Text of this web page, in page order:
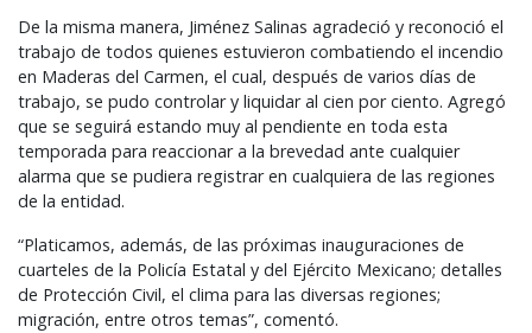
De la misma manera, Jiménez Salinas agradeció y reconoció el
trabajo de todos quienes estuvieron combatiendo el incendio
en Maderas del Carmen, el cual, después de varios días de
trabajo, se pudo controlar y liquidar al cien por ciento. Agregó
que se seguirá estando muy al pendiente en toda esta
temporada para reaccionar a la brevedad ante cualquier
alarma que se pudiera registrar en cualquiera de las regiones
de la entidad.
“Platicamos, además, de las próximas inauguraciones de
cuarteles de la Policía Estatal y del Ejército Mexicano; detalles
de Protección Civil, el clima para las diversas regiones;
migración, entre otros temas”, comentó.